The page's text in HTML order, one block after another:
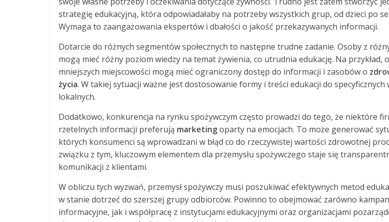
strategię edukacyjną, która odpowiadałaby na potrzeby wszystkich grup, od dzieci po
Wymaga to zaangażowania ekspertów i dbałości o jakość przekazywanych informacji.
Dotarcie do różnych segmentów społecznych to następne trudne zadanie. Osoby z
mogą mieć różny poziom wiedzy na temat żywienia, co utrudnia edukację. Na przykład,
mniejszych miejscowości mogą mieć ograniczony dostęp do informacji i zasobów o
życia. W takiej sytuacji ważne jest dostosowanie formy i treści edukacji do
lokalnych.
Dodatkowo, konkurencja na rynku spożywczym często prowadzi do tego, że niektóre
rzetelnych informacji preferują marketingoparty na emocjach. To może generować
których konsumenci są wprowadzani w błąd co do rzeczywistej wartości zdrowotnej
związku z tym, kluczowym elementem dla przemysłu spożywczego staje się
komunikacji z klientami.
W obliczu tych wyzwań, przemysł spożywczy musi poszukiwać efektywnych metod
w stanie dotrzeć do szerszej grupy odbiorców. Powinno to obejmować zarówno
informacyjne, jak i współpracę z instytucjami edukacyjnymi oraz organizacjami